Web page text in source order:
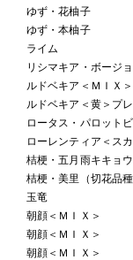
ゆず・花柚子
ゆず・本柚子
ライム
リシマキア・ボージ
ルドベキア＜ＭＩＸ
ルドベキア＜黄＞プ
ロータス・パロット
ローレンティア＜ス
桔梗・五月雨キキョウ
桔梗・美里（切花品種
玉竜
朝顔＜ＭＩＸ＞
朝顔＜ＭＩＸ＞
朝顔＜ＭＩＸ＞